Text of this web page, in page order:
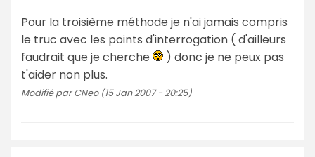
Pour la troisième méthode je n'ai jamais compris
le truc avec les points d'interrogation ( d'ailleurs
faudrait que je cherche
) donc je ne peux pas
t'aider non plus.
Modifié par CNeo (15 Jan 2007 - 20:25)